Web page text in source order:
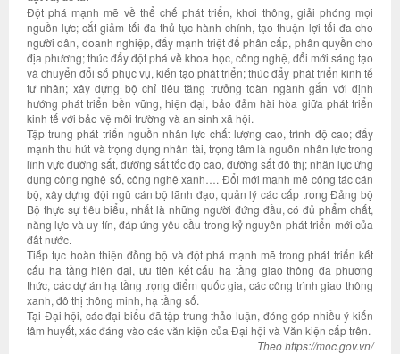
Đột phá mạnh mẽ về thể chế phát triển, khơi thông, giải phóng mọi
nguồn lực; cắt giảm tối đa thủ tục hành chính, tạo thuận lợi tối đa cho
người dân, doanh nghiệp, đẩy mạnh triệt để phân cấp, phân quyền cho
địa phương; thúc đẩy đột phá về khoa học, công nghệ, đổi mới sáng tạo
và chuyển đổi số phục vụ, kiến tạo phát triển; thúc đẩy phát triển kinh tế
tư nhân; xây dựng bộ chỉ tiêu tăng trưởng toàn ngành gắn với định
hướng phát triển bền vững, hiện đại, bảo đảm hài hòa giữa phát triển
kinh tế với bảo vệ môi trường và an sinh xã hội.
Tập trung phát triển nguồn nhân lực chất lượng cao, trình độ cao; đẩy
mạnh thu hút và trọng dụng nhân tài, trọng tâm là nguồn nhân lực trong
lĩnh vực đường sắt, đường sắt tốc độ cao, đường sắt đô thị; nhân lực ứng
dụng công nghệ số, công nghệ xanh…. Đổi mới mạnh mẽ công tác cán
bộ, xây dựng đội ngũ cán bộ lãnh đạo, quản lý các cấp trong Đảng bộ
Bộ thực sự tiêu biểu, nhất là những người đứng đầu, có đủ phẩm chất,
năng lực và uy tín, đáp ứng yêu cầu trong kỷ nguyên phát triển mới của
đất nước.
Tiếp tục hoàn thiện đồng bộ và đột phá mạnh mẽ trong phát triển kết
cấu hạ tầng hiện đại, ưu tiên kết cấu hạ tầng giao thông đa phương
thức, các dự án hạ tầng trọng điểm quốc gia, các công trình giao thông
xanh, đô thị thông minh, hạ tầng số.
Tại Đại hội, các đại biểu đã tập trung thảo luận, đóng góp nhiều ý kiến
tâm huyết, xác đáng vào các văn kiện của Đại hội và Văn kiện cấp trên.
Theo https://moc.gov.vn/